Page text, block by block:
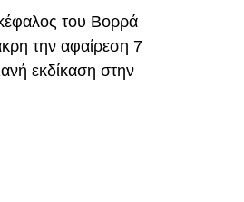
του Βορρά
την αφαίρεση 7
εκδίκαση στην